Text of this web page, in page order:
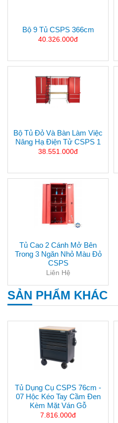
Bộ 9 Tủ CSPS 366cm
40.326.000đ
Bộ Tủ Đỏ Và Bàn Làm Việc
Nâng Hạ Điện Tử CSPS 1
38.551.000đ
Tủ Cao 2 Cánh Mở Bên
Trong 3 Ngăn Nhỏ Màu Đỏ
CSPS
Liên Hệ
SẢN PHẨM KHÁC
Tủ Dụng Cụ CSPS 76cm -
07 Hộc Kéo Tay Cầm Đen
Kèm Mặt Ván Gỗ
7.816.000đ